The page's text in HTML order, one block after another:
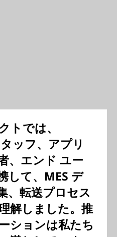
トでは、
ッフ、アプリ
、エンド ユー
して、MES デ
、転送プロセス
解しました。推
ションは私たち